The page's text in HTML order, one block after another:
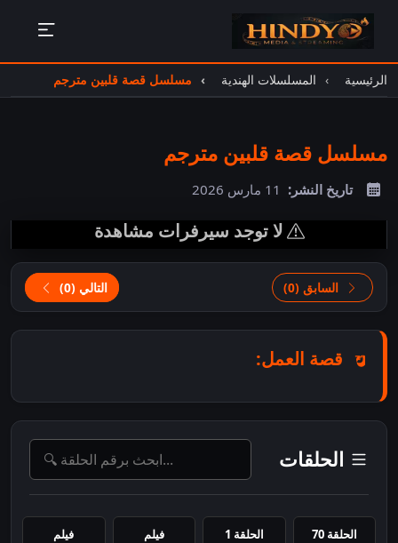
الرئيسية المسلسلات الهندية مسلسل قصة قلبين مترجم
مسلسل قصة قلبين مترجم
تاريخ النشر: 11 مارس 2026
لا توجد سيرفرات مشاهدة
السابق (0) التالي (0)
قصة العمل:
الحلقات
الحلقة 70 الحلقة 1 فيلم فيلم